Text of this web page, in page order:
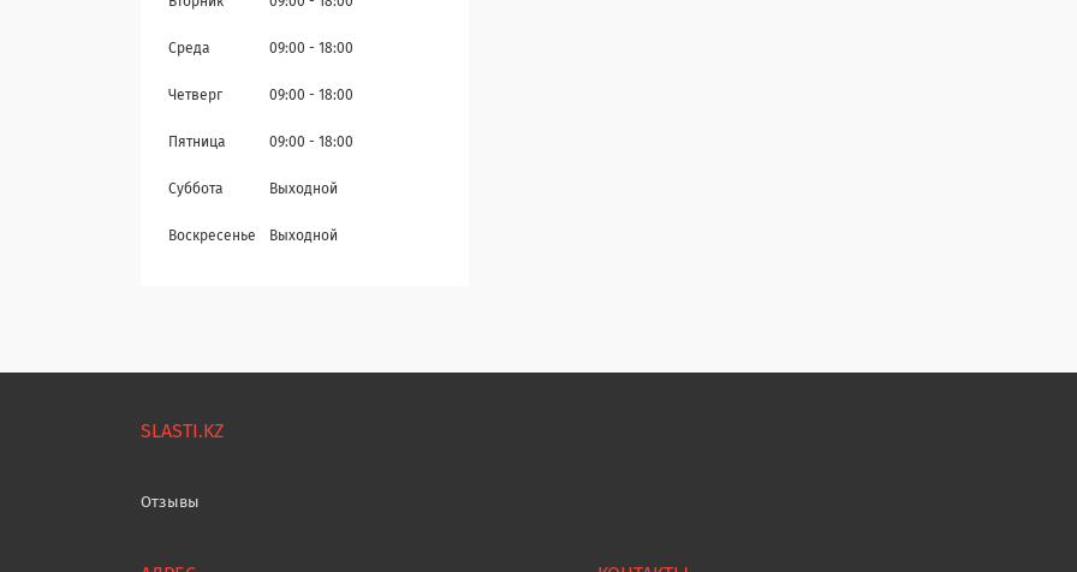
Среда 09:00 18:00
Четверг 09:00 18:00
Пятница 09:00 18:00
Суббота Выходной
Воскресенье Выходной
SLASTI.KZ
Отзывы